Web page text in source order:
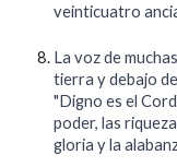
veinticuatro
La voz de
tierra y debajo
"Digno es el
poder, las
gloria y la